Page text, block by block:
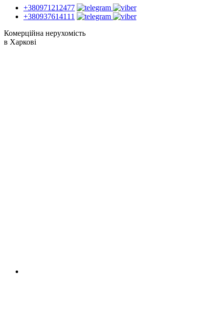
+380971212477
+380937614111
Комерційна нерухомість
в Харкові